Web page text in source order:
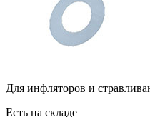
Для инфляторов и
Есть на складе